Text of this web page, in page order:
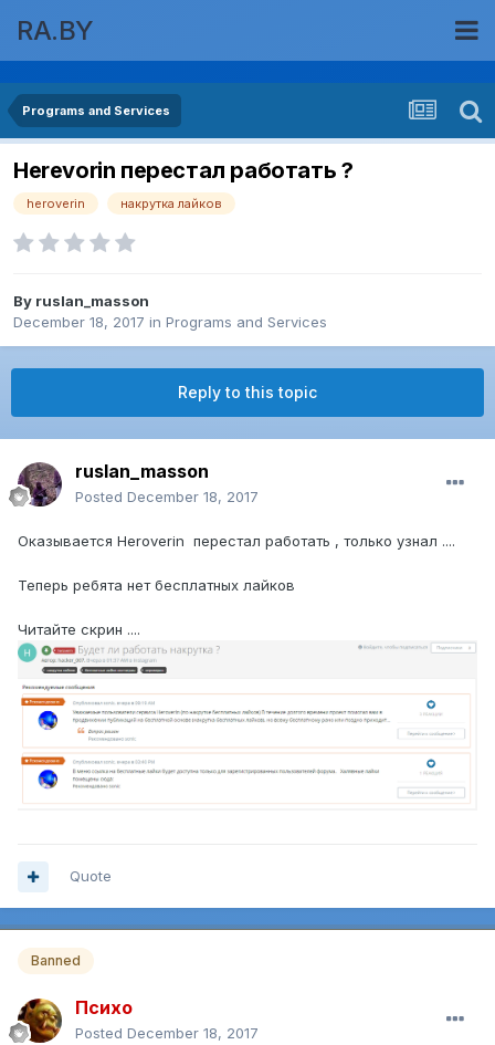
RA.BY
Programs and Services
Herevorin перестал работать ?
heroverin накрутка лайков
By ruslan_masson
December 18, 2017 in Programs and Services
Reply to this topic
ruslan_masson
Posted December 18, 2017
Оказывается Heroverin перестал работать , только узнал ....
Теперь ребята нет бесплатных лайков
Читайте скрин ....
Quote
Banned
Психо
Posted December 18, 2017